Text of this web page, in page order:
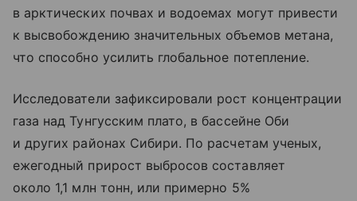
в арктических почвах и водоемах могут привести
к высвобождению значительных объемов метана,
что способно усилить глобальное потепление.
Исследователи зафиксировали рост концентрации
газа над Тунгусским плато, в бассейне Оби
и других районах Сибири. По расчетам ученых,
ежегодный прирост выбросов составляет
около 1,1 млн тонн, или примерно 5%